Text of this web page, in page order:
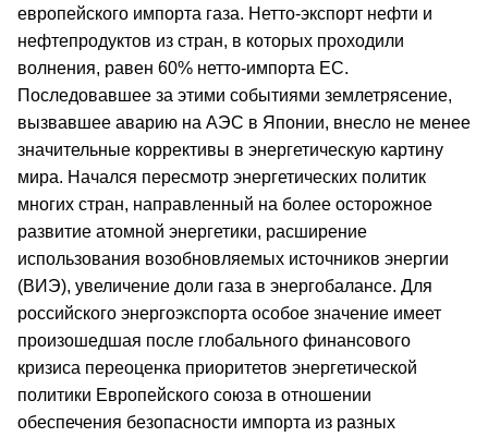
европейского импорта газа. Нетто-экспорт нефти и
нефтепродуктов из стран, в которых проходили
волнения, равен 60% нетто-импорта ЕС.
Последовавшее за этими событиями землетрясение,
вызвавшее аварию на АЭС в Японии, внесло не менее
значительные коррективы в энергетическую картину
мира. Начался пересмотр энергетических политик
многих стран, направленный на более осторожное
развитие атомной энергетики, расширение
использования возобновляемых источников энергии
(ВИЭ), увеличение доли газа в энергобалансе. Для
российского энергоэкспорта особое значение имеет
произошедшая после глобального финансового
кризиса переоценка приоритетов энергетической
политики Европейского союза в отношении
обеспечения безопасности импорта из разных